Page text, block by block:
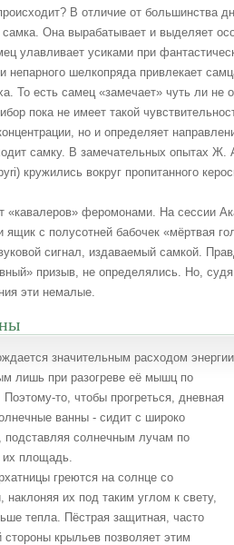
В отличие от большинства
Она вырабатывает и выделяет
улавливает усиками при
непарного шелкопряда привлекает
То есть самец «замечает» чуть ли
пока не имеет такой
но и определяет
самку. В замечательных опытах
кружились вокруг пропитанного
«кавалеров» феромонами. На сессии
ящик с полусотней бабочек «мёртвая
сигнал, издаваемый самкой.
призыв, не определялись. Но,
эти немалые.
значительным расходом энергии
лишь при разогреве её мышц по
то, чтобы прогреться, дневная
ванны - сидит с широко
солнечным лучам по
площадь.
греются на солнце со
их под таким углом к свету,
тепла. Пёстрая защитная, часто
стороны крыльев позволяет этим